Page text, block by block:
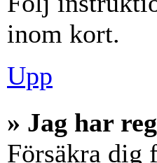
inom kort.
Upp
» Jag har
Försäkra dig